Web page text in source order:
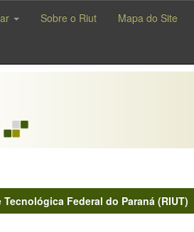
Sobre o Riut Mapa do Site
Federal do Paraná (RIUT)